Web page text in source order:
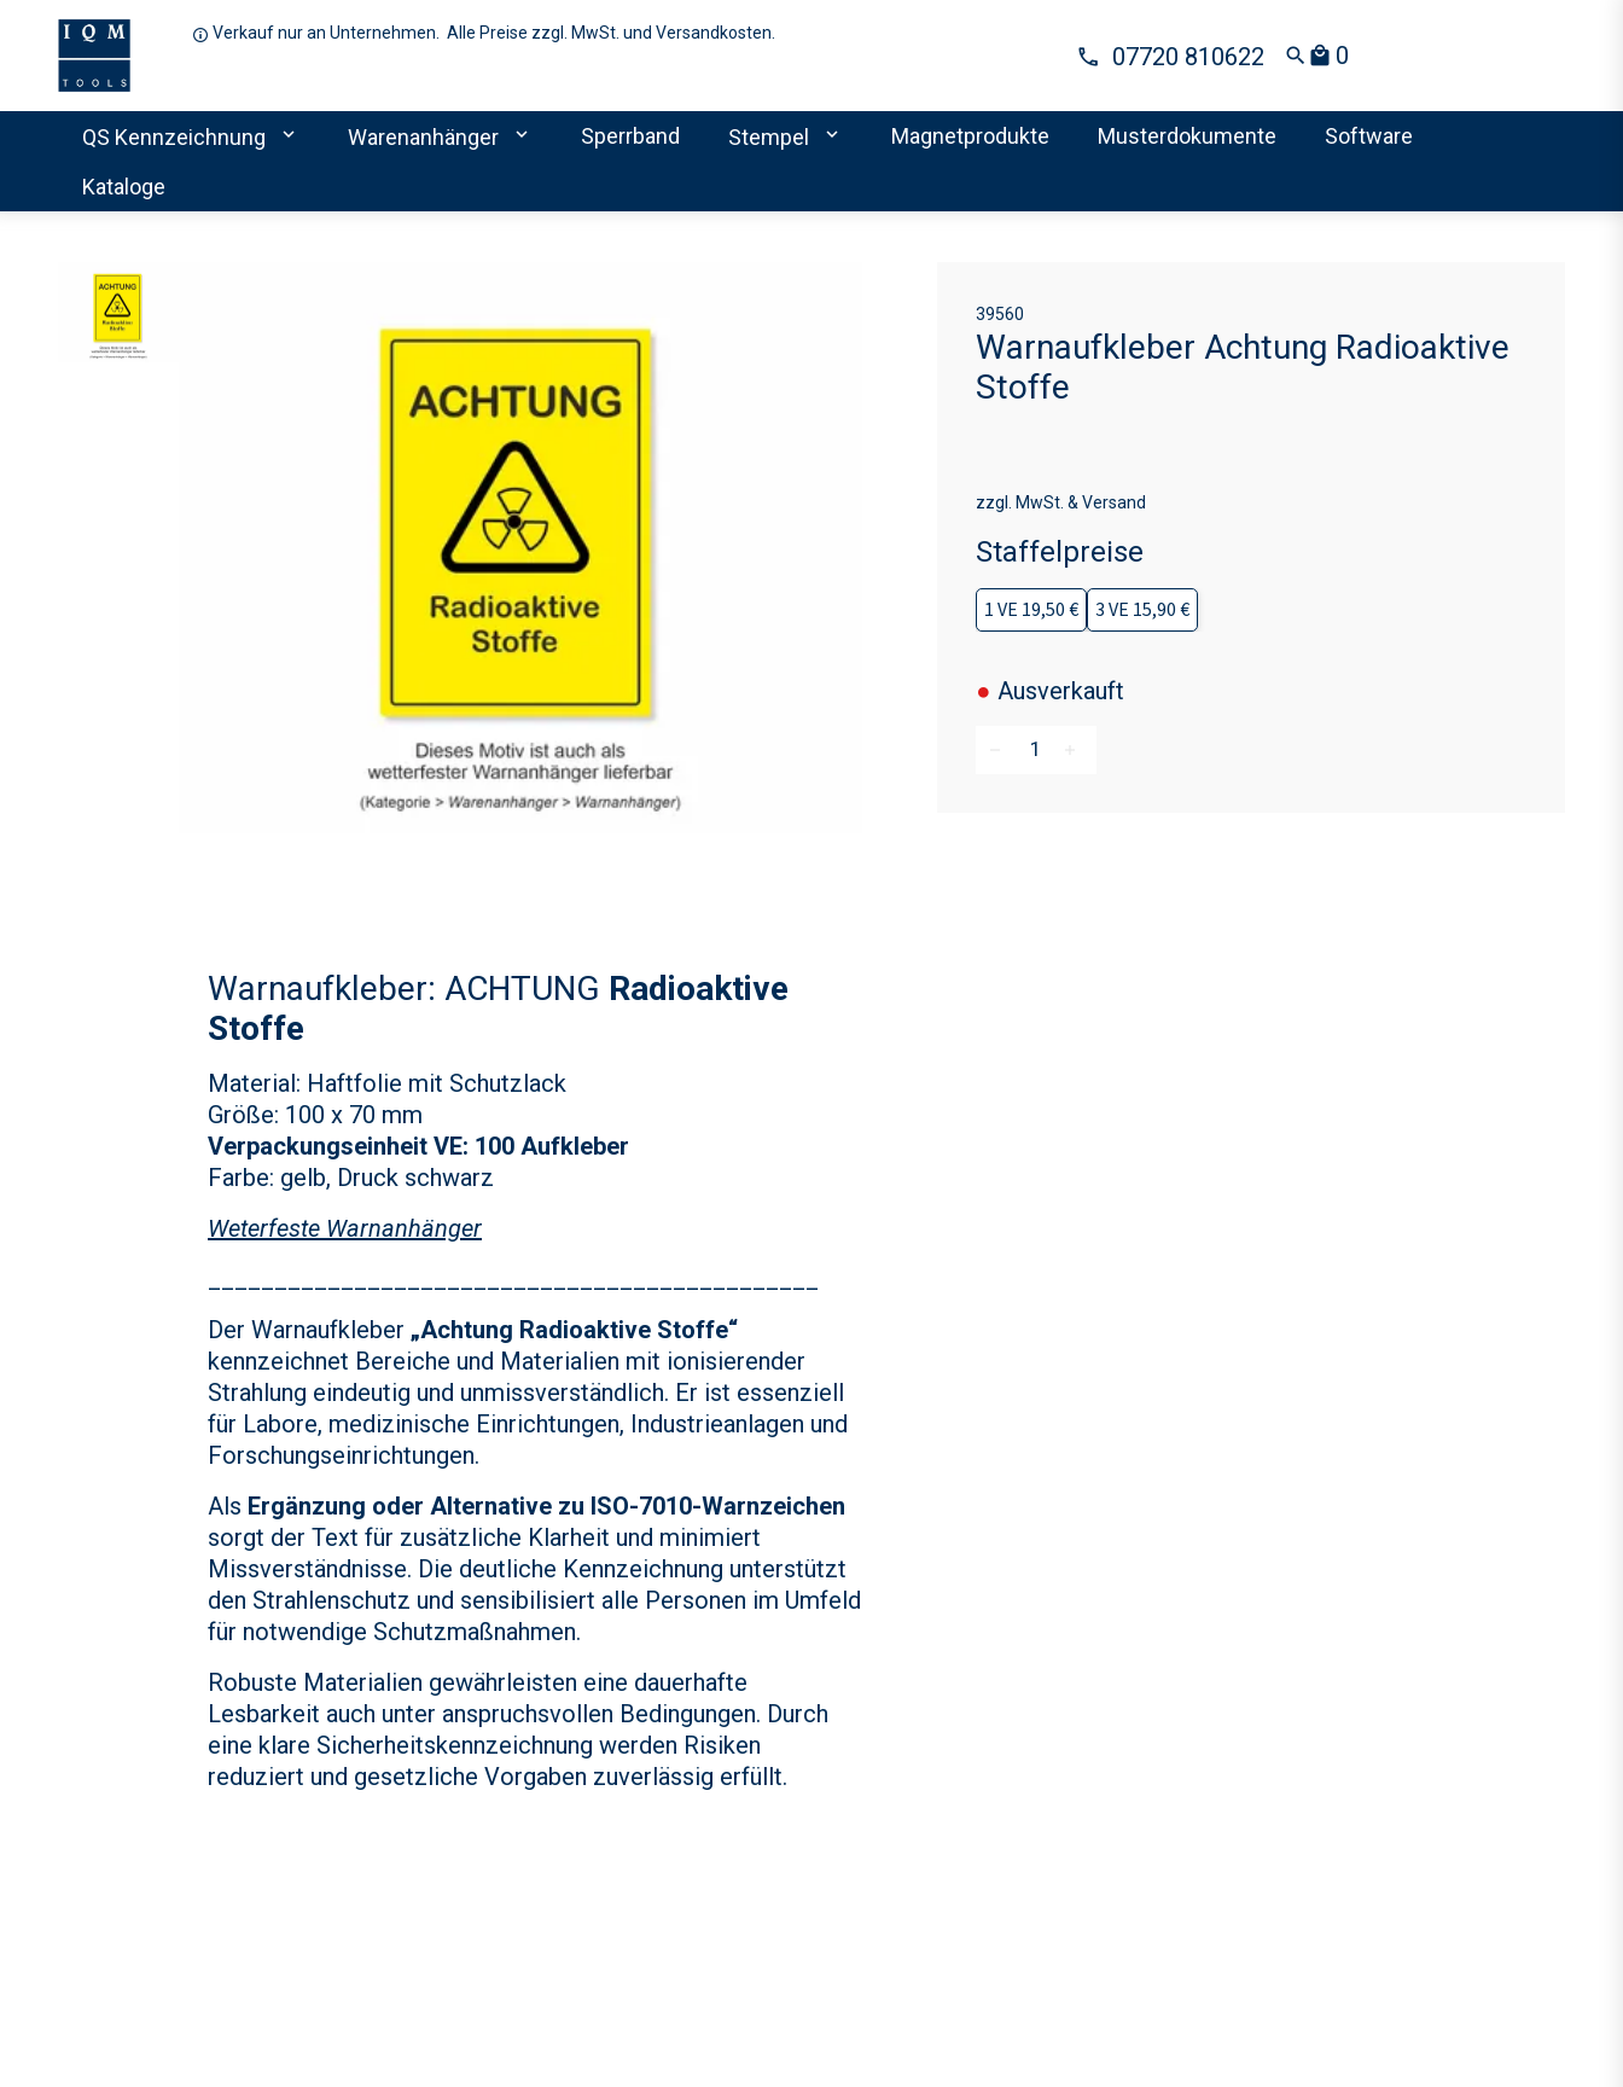
Verkauf nur an Unternehmen. Alle Preise zzgl. MwSt. und Versandkosten.
07720 810622 search local_mall 0
QS Kennzeichnung expand_more Warenanhänger expand_more Sperrband Stempel expand_more Magnetprodukte Musterdokumente
Software
Kataloge
Warnaufkleber: ACHTUNG Radioaktive
Stoffe
Material: Haftfolie mit Schutzlack
Größe: 100 x 70 mm
Verpackungseinheit VE: 100 Aufkleber
Farbe: gelb, Druck schwarz
Weterfeste Warnanhänger
Der Warnaufkleber „Achtung Radioaktive Stoffe“
kennzeichnet Bereiche und Materialien mit ionisierender
Strahlung eindeutig und unmissverständlich. Er ist essenziell
für Labore, medizinische Einrichtungen, Industrieanlagen und
Forschungseinrichtungen.
Als Ergänzung oder Alternative zu ISO-7010-Warnzeichen
sorgt der Text für zusätzliche Klarheit und minimiert
Missverständnisse. Die deutliche Kennzeichnung unterstützt
den Strahlenschutz und sensibilisiert alle Personen im Umfeld
für notwendige Schutzmaßnahmen.
Robuste Materialien gewährleisten eine dauerhafte
Lesbarkeit auch unter anspruchsvollen Bedingungen. Durch
eine klare Sicherheitskennzeichnung werden Risiken
reduziert und gesetzliche Vorgaben zuverlässig erfüllt.
Warnaufkleber Achtung Radioaktive
Stoffe
zzgl. MwSt. & Versand
Staffelpreise
1 VE 19,50 € 3 VE 15,90 €
● Ausverkauft
39560